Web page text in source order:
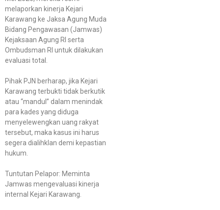
melaporkan kinerja Kejari
Karawang ke Jaksa Agung Muda
Bidang Pengawasan (Jamwas)
Kejaksaan Agung RI serta
Ombudsman RI untuk dilakukan
evaluasi total.
Pihak PJN berharap, jika Kejari
Karawang terbukti tidak berkutik
atau “mandul” dalam menindak
para kades yang diduga
menyelewengkan uang rakyat
tersebut, maka kasus ini harus
segera dialihklan demi kepastian
hukum.
Tuntutan Pelapor: Meminta
Jamwas mengevaluasi kinerja
internal Kejari Karawang.